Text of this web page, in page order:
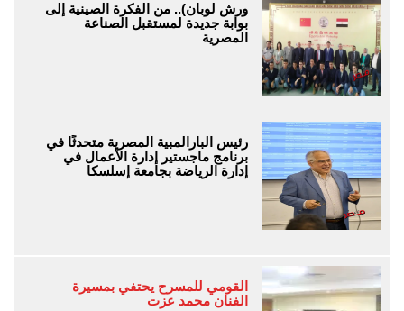
ورش لوبان).. من الفكرة الصينية إلى
بوابة جديدة لمستقبل الصناعة
المصرية
رئيس البارالمبية المصرية متحدثًا في
برنامج ماجستير إدارة الأعمال في
إدارة الرياضة بجامعة إسلسكا
القومي للمسرح يحتفي بمسيرة
الفنان محمد عزت